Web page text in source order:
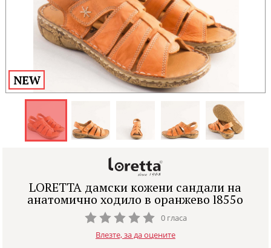
LORETTA дамски кожени сандали на
анатомично ходило в оранжево l855o
0 гласа
Влезте, за да оцените